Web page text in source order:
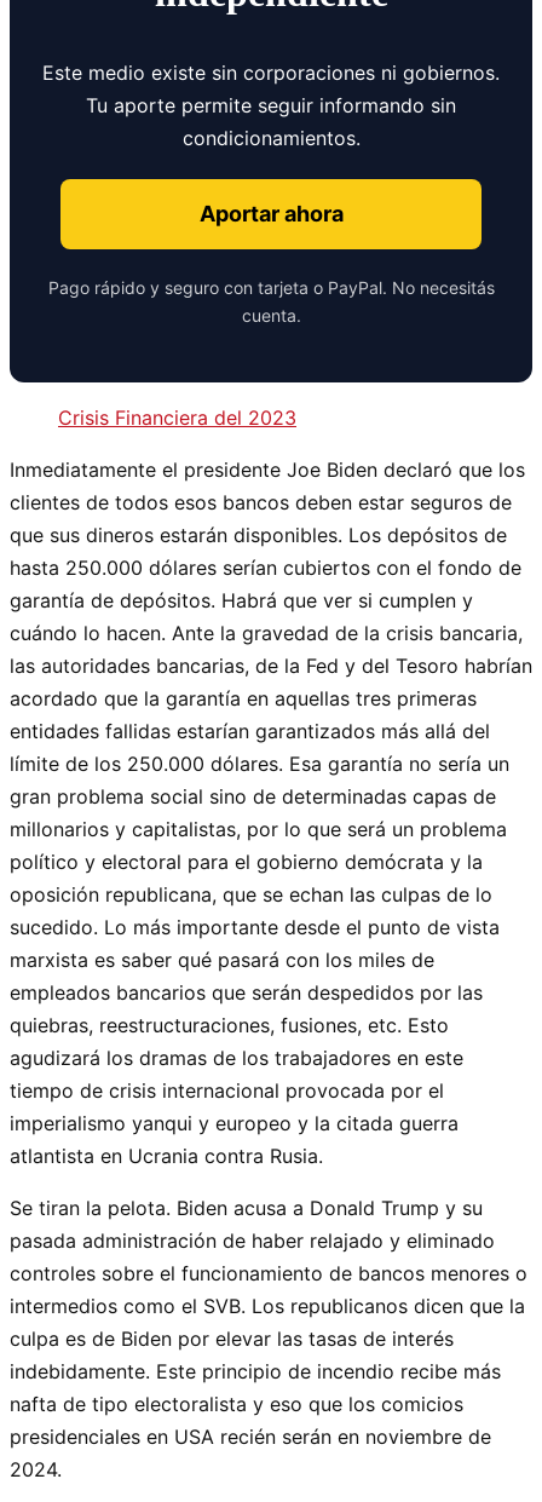
Este medio existe sin corporaciones ni gobiernos.
Tu aporte permite seguir informando sin
condicionamientos.
Aportar ahora
Pago rápido y seguro con tarjeta o PayPal. No necesitás
cuenta.
Crisis Financiera del 2023
Inmediatamente el presidente Joe Biden declaró que los
clientes de todos esos bancos deben estar seguros de
que sus dineros estarán disponibles. Los depósitos de
hasta 250.000 dólares serían cubiertos con el fondo de
garantía de depósitos. Habrá que ver si cumplen y
cuándo lo hacen. Ante la gravedad de la crisis bancaria,
las autoridades bancarias, de la Fed y del Tesoro habrían
acordado que la garantía en aquellas tres primeras
entidades fallidas estarían garantizados más allá del
límite de los 250.000 dólares. Esa garantía no sería un
gran problema social sino de determinadas capas de
millonarios y capitalistas, por lo que será un problema
político y electoral para el gobierno demócrata y la
oposición republicana, que se echan las culpas de lo
sucedido. Lo más importante desde el punto de vista
marxista es saber qué pasará con los miles de
empleados bancarios que serán despedidos por las
quiebras, reestructuraciones, fusiones, etc. Esto
agudizará los dramas de los trabajadores en este
tiempo de crisis internacional provocada por el
imperialismo yanqui y europeo y la citada guerra
atlantista en Ucrania contra Rusia.
Se tiran la pelota. Biden acusa a Donald Trump y su
pasada administración de haber relajado y eliminado
controles sobre el funcionamiento de bancos menores o
intermedios como el SVB. Los republicanos dicen que la
culpa es de Biden por elevar las tasas de interés
indebidamente. Este principio de incendio recibe más
nafta de tipo electoralista y eso que los comicios
presidenciales en USA recién serán en noviembre de
2024.